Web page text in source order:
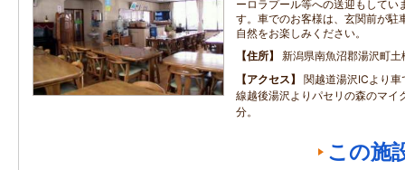
ーロラプール等への送迎もしてい
す。車でのお客様は、玄関前が駐
自然をお楽しみください。
住所
新潟県南魚沼郡湯沢町
アクセス
関越道湯沢ICより
線越後湯沢よりパセリの森のマイ
分。
この施